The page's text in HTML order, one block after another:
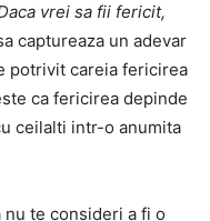
vrei sa fii fericit,
captureaza un adevar
potrivit careia fericirea
ca fericirea depinde
ceilalti intr-o anumita
nu te consideri a fi o